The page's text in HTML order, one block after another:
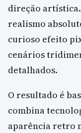
direção
realismo
curioso efeito
cenários
detalhados.
O resultado é
combina
aparência retro